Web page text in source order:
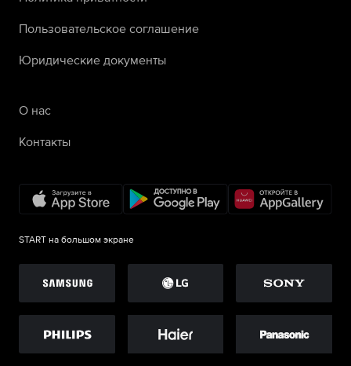
Пользовательское соглашение
Юридические документы
О нас
Контакты
START на большом экране